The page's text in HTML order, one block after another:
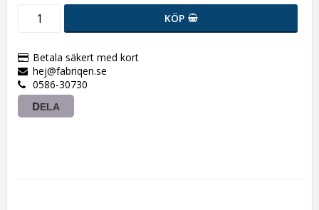
KÖP
Betala säkert med kort
hej@fabriqen.se
0586-30730
DELA